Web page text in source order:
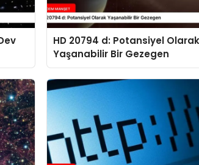
HD 20794 d: Potansiyel
Yaşanabilir Bir Gezegen